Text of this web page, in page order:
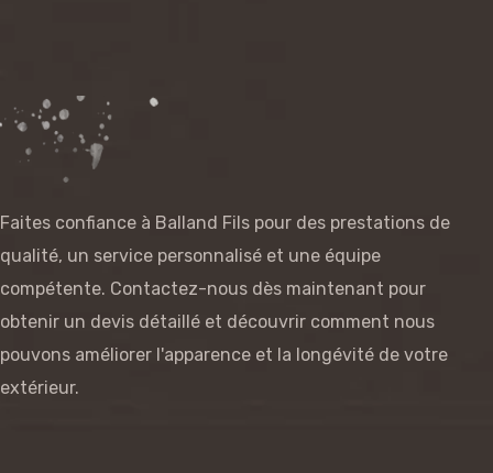
Faites confiance à Balland Fils pour des prestations de
qualité, un service personnalisé et une équipe
compétente. Contactez-nous dès maintenant pour
obtenir un devis détaillé et découvrir comment nous
pouvons améliorer l'apparence et la longévité de votre
extérieur.